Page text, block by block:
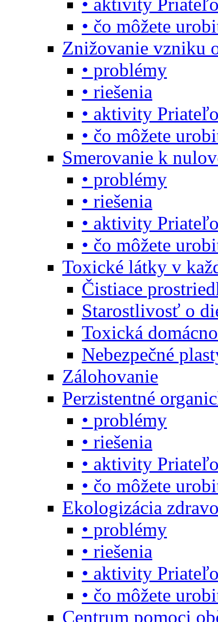
• čo môžete
Znižovanie vzniku
• problémy
• riešenia
• aktivity
• čo môžete
Smerovanie k
• problémy
• riešenia
• aktivity
• čo môžete
Toxické látky v
Čistiace
Starostlivosť o
Toxická
Nebezpečné
Zálohovanie
Perzistentné
• problémy
• riešenia
• aktivity
• čo môžete
Ekologizácia
• problémy
• riešenia
• aktivity
• čo môžete
Centrum pomoci